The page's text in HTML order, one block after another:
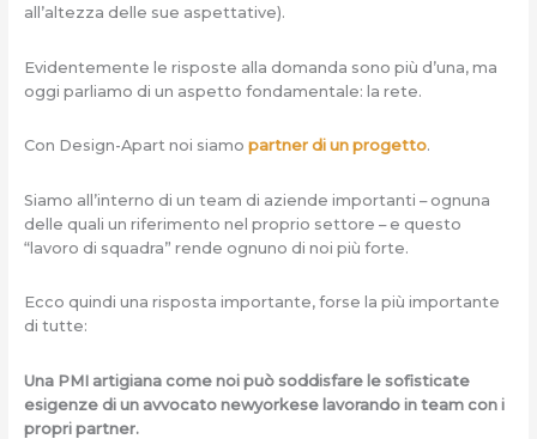
all’altezza delle sue aspettative).
Evidentemente le risposte alla domanda sono più d’una, ma
oggi parliamo di un aspetto fondamentale: la rete.
Con Design-Apart noi siamo partner di un progetto.
Siamo all’interno di un team di aziende importanti – ognuna
delle quali un riferimento nel proprio settore – e questo
“lavoro di squadra” rende ognuno di noi più forte.
Ecco quindi una risposta importante, forse la più importante
di tutte:
Una PMI artigiana come noi può soddisfare le sofisticate
esigenze di un avvocato newyorkese lavorando in team con i
propri partner.